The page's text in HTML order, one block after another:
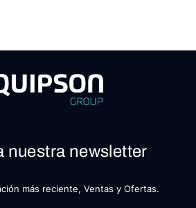
nuestra newsletter
más reciente, Ventas y Ofertas.